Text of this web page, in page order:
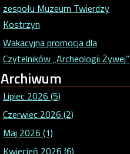
zespołu Muzeum Twierdzy
Kostrzyn
Wakacyjna promocja dla
Czytelników „Archeologii Żywej”
Archiwum
Lipiec 2026 (5)
Czerwiec 2026 (2)
Maj 2026 (1)
Kwiecień 2026 (6)